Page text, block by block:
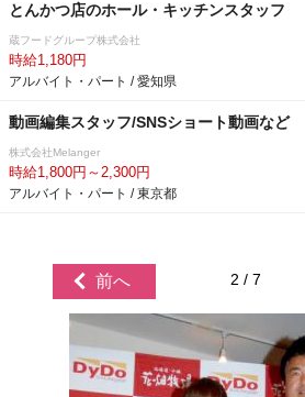
とんかつ店のホール・キッチンスタッフ
蔵フードグループ株式会社
時給1,180円
アルバイト・パート / 愛知県
動画編集スタッフ/SNSショート動画など
株式会社Melanger
時給1,800円～2,300円
アルバイト・パート / 東京都
前へ 2 / 7